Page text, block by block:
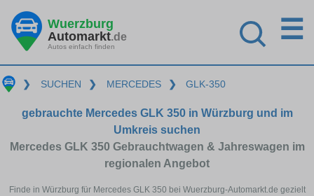
Wuerzburg
Automarkt.de
Autos einfach finden
☰
❯ SUCHEN ❯ MERCEDES ❯ GLK-350
gebrauchte Mercedes GLK 350 in Würzburg und im
Umkreis suchen
Mercedes GLK 350 Gebrauchtwagen & Jahreswagen im
regionalen Angebot
Finde in Würzburg für Mercedes GLK 350 bei Wuerzburg-Automarkt.de gezielt